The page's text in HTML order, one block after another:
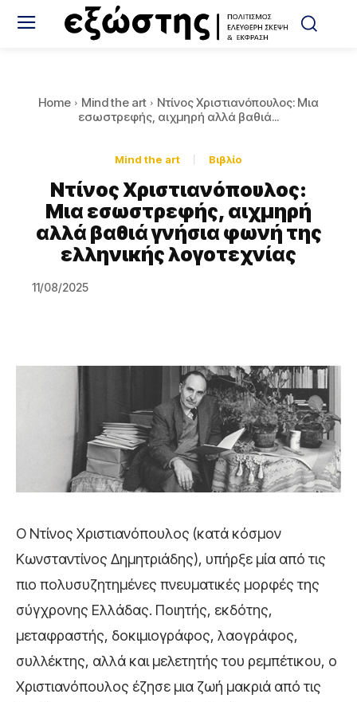
Home Mind the art
Ντίνος Χριστιανόπουλος: Μια
εσωστρεφής, αιχμηρή αλλά βαθιά...
Mind the art Βιβλίο
Ντίνος Χριστιανόπουλος:
Μια εσωστρεφής, αιχμηρή
αλλά βαθιά γνήσια φωνή της
ελληνικής λογοτεχνίας
11/08/2025
Ο Ντίνος Χριστιανόπουλος (κατά κόσμον
Κωνσταντίνος Δημητριάδης), υπήρξε μία από τις
πιο πολυσυζητημένες πνευματικές μορφές της
σύγχρονης Ελλάδας. Ποιητής, εκδότης,
μεταφραστής, δοκιμιογράφος, λαογράφος,
συλλέκτης, αλλά και μελετητής του ρεμπέτικου, ο
Χριστιανόπουλος έζησε μια ζωή μακριά από τις